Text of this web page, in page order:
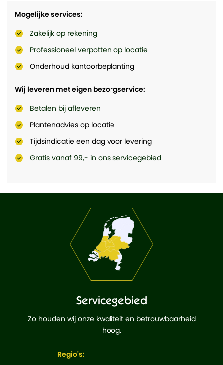
Mogelijke services:
Zakelijk op rekening
Professioneel verpotten op locatie
Onderhoud kantoorbeplanting
Wij leveren met eigen bezorgservice:
Betalen bij afleveren
Plantenadvies op locatie
Tijdsindicatie een dag voor levering
Gratis vanaf 99,- in ons servicegebied
Servicegebied
Zo houden wij onze kwaliteit en betrouwbaarheid
hoog.
Regio's: